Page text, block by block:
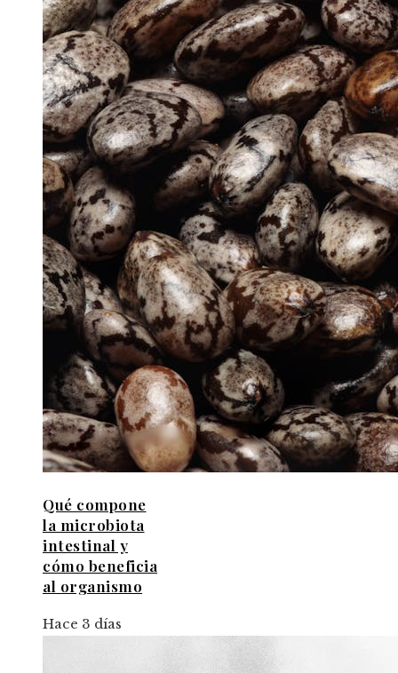
Qué compone
la microbiota
intestinal y
cómo beneficia
al organismo
Hace 3 días